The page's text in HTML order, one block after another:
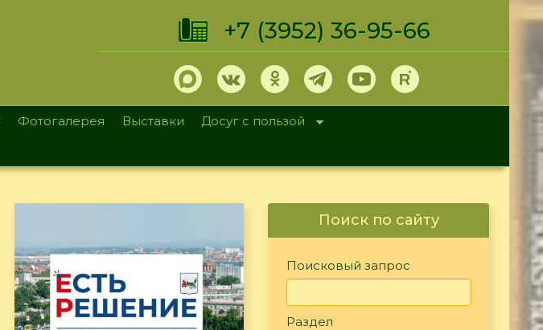
+7 (3952) 36-95-66
Фотогалерея Выставки
Досуг с пользой
Поиск по сайту
Поисковый запрос
Раздел